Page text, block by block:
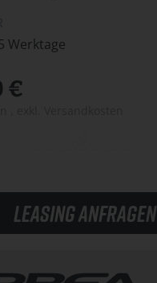
Werktage
€
Leasing anfragen